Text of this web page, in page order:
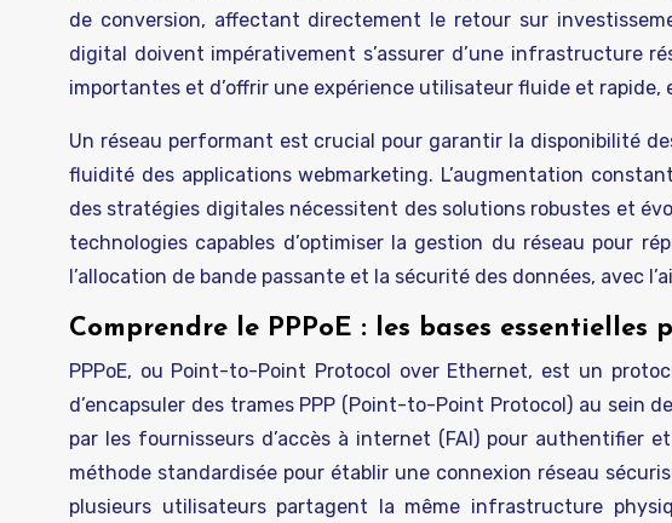
de conversion, affectant directement le retour sur
digital doivent impérativement s’assurer d’une infrastructure
importantes et d’offrir une expérience utilisateur fluide et
Un réseau performant est crucial pour garantir la disponibilité
fluidité des applications webmarketing. L’augmentation
des stratégies digitales nécessitent des solutions robustes et
technologies capables d’optimiser la gestion du réseau pour
l’allocation de bande passante et la sécurité des données, avec
Comprendre le PPPoE : les bases essentielles
PPPoE, ou Point-to-Point Protocol over Ethernet, est un
d’encapsuler des trames PPP (Point-to-Point Protocol) au sein
par les fournisseurs d’accès à internet (FAI) pour authentifier
méthode standardisée pour établir une connexion réseau
plusieurs utilisateurs partagent la même infrastructure